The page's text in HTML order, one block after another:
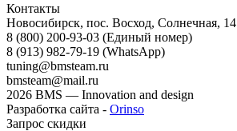
Контакты
Новосибирск, пос. Восход, Солнечная, 14
8 (800) 200-93-03 (Единый номер)
8 (913) 982-79-19 (WhatsApp)
tuning@bmsteam.ru
bmsteam@mail.ru
2026 BMS — Innovation and design
Разработка сайта - Orinso
Запрос скидки